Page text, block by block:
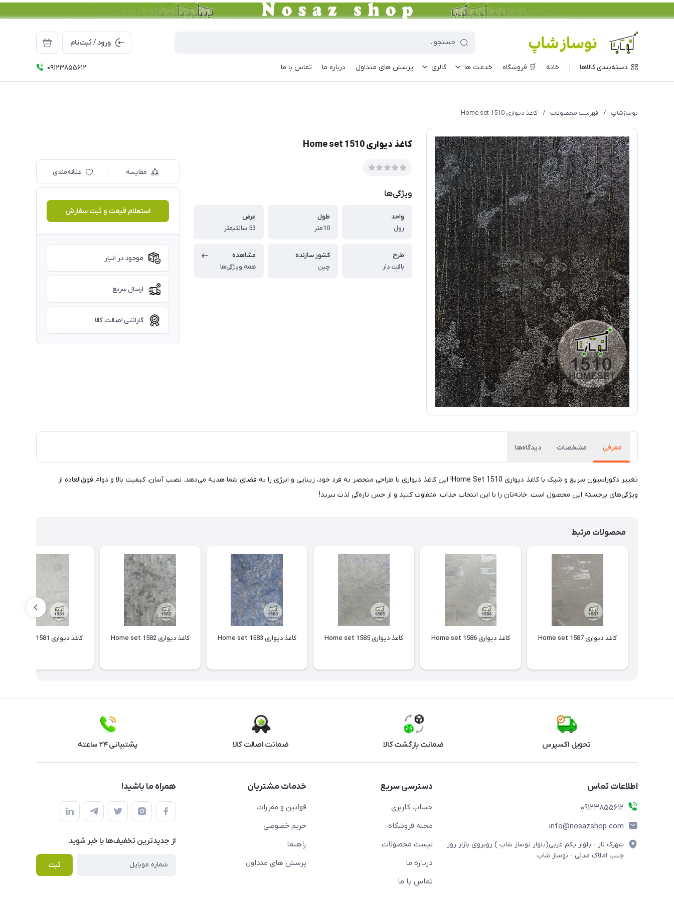
ورود / ثبت‌نام
دسته‌بندی کالاها خانه 🛒 فروشگاه خدمت ها گالری پرسش های متداول درباره ما تماس با ما 09123855612
نوسازشاپ / فهرست محصولات / کاغذ دیواری Home set 1510
کاغذ دیواری Home set 1510
ویژگی‌ها
واحد
رول
طول
10متر
عرض
53 سانتیمتر
طرح
بافت دار
کشور سازنده
چین
مشاهده
همه ویژگی‌ها
مقایسه علاقه‌مندی
استعلام قیمت و ثبت سفارش
موجود در انبار
ارسال سریع
گارانتی اصالت کالا
معرفی مشخصات دیدگاه‌ها
تغییر دکوراسیون سریع و شیک با کاغذ دیواری Home Set 1510! این کاغذ دیواری با طراحی منحصر به فرد خود، زیبایی و انرژی را به فضای شما هدیه می‌دهد. نصب آسان، کیفیت بالا و دوام فوق‌العاده از
ویژگی‌های برجسته این محصول است. خانه‌تان را با این انتخاب جذاب، متفاوت کنید و از حس تازه‌گی لذت ببرید!
محصولات مرتبط
کاغذ دیواری Home set 1587 کاغذ دیواری Home set 1586 کاغذ دیواری Home set 1585 کاغذ دیواری Home set 1583 کاغذ دیواری Home set 1582 کاغذ دیواری Home set 1581
تحویل اکسپرس ضمانت بازگشت کالا ضمانت اصالت کالا پشتیبانی ۲۴ ساعته
اطلاعات تماس
09123855612
info@nosazshop.com
شهرک ناز - بلوار یکم غربی(بلوار نوساز شاپ ) روبروی بازار روز
جنب املاک مدنی - نوساز شاپ
دسترسی سریع
حساب کاربری
مجله فروشگاه
لیست محصولات
درباره ما
تماس با ما
خدمات مشتریان
قوانین و مقررات
حریم خصوصی
راهنما
پرسش های متداول
همراه ما باشید!
از جدید‌ترین تخفیف‌ها با‌ خبر شوید
ثبت